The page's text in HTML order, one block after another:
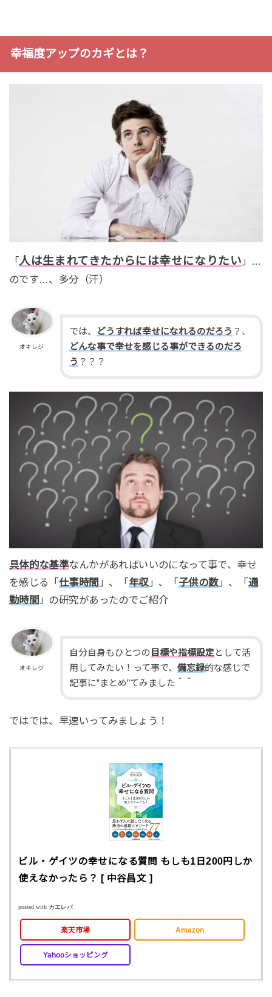
幸福度アップのカギとは？
「人は生まれてきたからには幸せになりたい 」…
のです…、多分（汗）
オキレジ
では、 どうすれば幸せになれるのだろう ？、
どんな事で幸せを感じる事ができるのだろ
う ？？？
具体的な基準なんかがあればいいのになって事で、幸せ
を感じる「 仕事時間 」、「 年収 」、「 子供の数」、「 通
勤時間 」の研究があったのでご紹介
オキレジ
自分自身もひとつの 目標や指標設定 として活
用してみたい！って事で、 備忘録的な感じで
記事に”まとめ”てみました＾＾
ではでは、早速いってみましょう！
ビル・ゲイツの幸せになる質問 もしも1日200円しか
使えなかったら？ [ 中谷昌文 ]
posted with カエレバ
楽天市場 Amazon
Yahooショッピング